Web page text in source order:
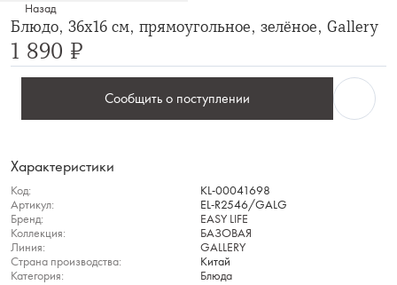
Назад
Блюдо, 36x16 см, прямоугольное, зелёное, Gallery
1 890 ₽
Сообщить о поступлении
Характеристики
Код:
KL-00041698
Артикул:
EL-R2546/GALG
Бренд:
EASY LIFE
Коллекция:
БАЗОВАЯ
Линия:
GALLERY
Страна производства:
Китай
Категория:
Блюда